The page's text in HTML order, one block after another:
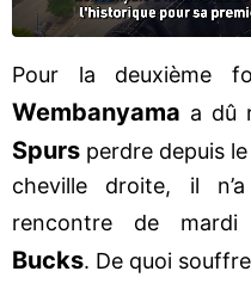
Pour la deuxième
Wembanyama a dû
Spurs perdre depuis
cheville droite, il
rencontre de
Bucks. De quoi